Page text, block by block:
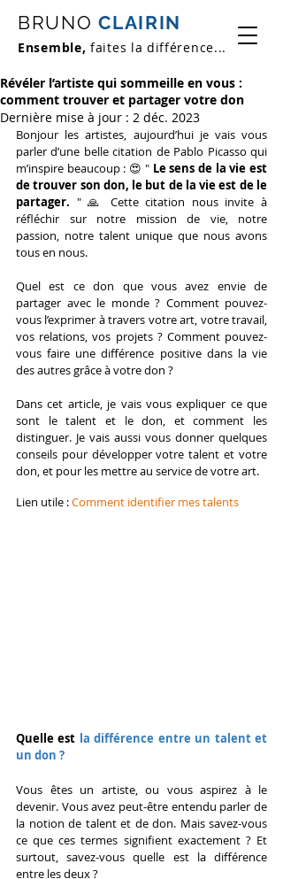
BRUNO CLAIRIN
Ensemble, faites la différence...
Révéler l’artiste qui sommeille en vous :
comment trouver et partager votre don
Dernière mise à jour : 2 déc. 2023
Bonjour les artistes, aujourd’hui je vais vous
parler d’une belle citation de Pablo Picasso qui
m’inspire beaucoup : 😍 " Le sens de la vie est
de trouver son don, le but de la vie est de le
partager. " 🙏 Cette citation nous invite à
réfléchir sur notre mission de vie, notre
passion, notre talent unique que nous avons
tous en nous.
Quel est ce don que vous avez envie de
partager avec le monde ? Comment pouvez-
vous l’exprimer à travers votre art, votre travail,
vos relations, vos projets ? Comment pouvez-
vous faire une différence positive dans la vie
des autres grâce à votre don ?
Dans cet article, je vais vous expliquer ce que
sont le talent et le don, et comment les
distinguer. Je vais aussi vous donner quelques
conseils pour développer votre talent et votre
don, et pour les mettre au service de votre art.
Lien utile : Comment identifier mes talents
Quelle est la différence entre un talent et
un don ?
Vous êtes un artiste, ou vous aspirez à le
devenir. Vous avez peut-être entendu parler de
la notion de talent et de don. Mais savez-vous
ce que ces termes signifient exactement ? Et
surtout, savez-vous quelle est la différence
entre les deux ?